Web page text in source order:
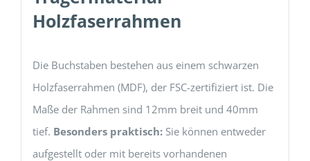
Holzfaserrahmen
Die Buchstaben bestehen aus einem schwarzen
Holzfaserrahmen (MDF), der FSC-zertifiziert ist. Die
Maße der Rahmen sind 12mm breit und 40mm
tief. Besonders praktisch: Sie können entweder
aufgestellt oder mit bereits vorhandenen